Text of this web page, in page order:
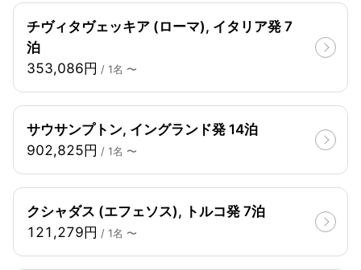
チヴィタヴェッキア (ローマ), イタリア発 7
泊
353,086円 / 1名 〜
サウサンプトン, イングランド発 14泊
902,825円 / 1名 〜
クシャダス (エフェソス), トルコ発 7泊
121,279円 / 1名 〜